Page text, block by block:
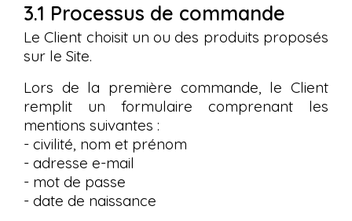
3.1 Processus de commande
Le Client choisit un ou des produits proposés
sur le Site.
Lors de la première commande, le Client
remplit un formulaire comprenant les
mentions suivantes :
- civilité, nom et prénom
- adresse e-mail
- mot de passe
- date de naissance